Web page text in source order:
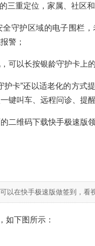
三重定位，家属、社区
守护区域的电子围栏
警；
可以长按银龄守护卡上
护卡”还以适老化的方
键叫车、远程问诊、提
二维码下载快手极速版
以在快手极速版做签到，看
如下图所示：